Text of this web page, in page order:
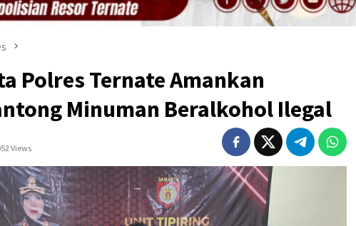
Polres Ternate Amankan
Minuman Beralkohol Ilegal
Views